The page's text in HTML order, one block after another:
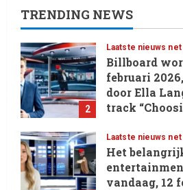
TRENDING NEWS
1
2
Laatste nieuws
Billboard
februari
door Ella
track
Hot 100 heeft
13 February 2026
Laatste nieuws
Het
vandaag, 12